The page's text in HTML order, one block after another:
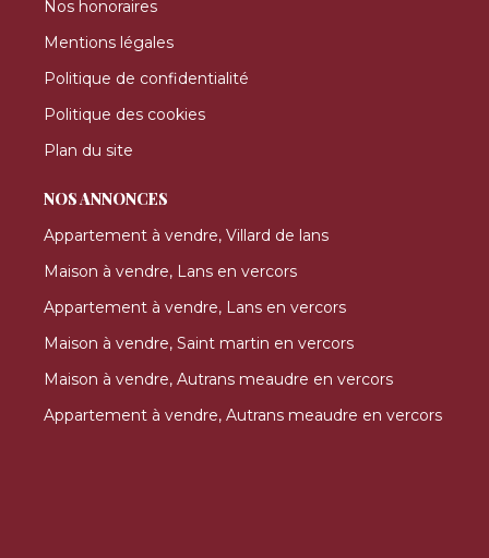
Nos honoraires
Mentions légales
Politique de confidentialité
Politique des cookies
Plan du site
NOS ANNONCES
Appartement à vendre, Villard de lans
Maison à vendre, Lans en vercors
Appartement à vendre, Lans en vercors
Maison à vendre, Saint martin en vercors
Maison à vendre, Autrans meaudre en vercors
Appartement à vendre, Autrans meaudre en vercors